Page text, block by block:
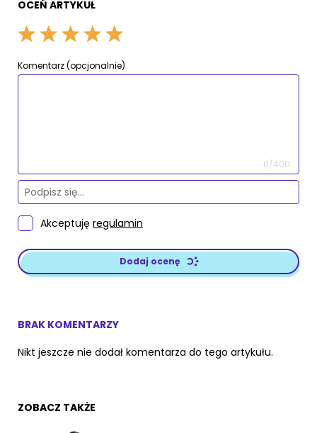
OCEŃ ARTYKUŁ
Komentarz (opcjonalnie)
0/400
Akceptuję regulamin
Dodaj ocenę
BRAK KOMENTARZY
Nikt jeszcze nie dodał komentarza do tego artykułu.
ZOBACZ TAKŻE